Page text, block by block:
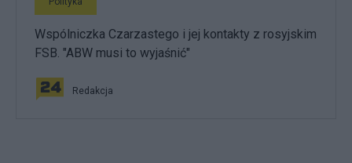
Wspólniczka Czarzastego i jej kontakty z rosyjskim
FSB. "ABW musi to wyjaśnić"
Redakcja